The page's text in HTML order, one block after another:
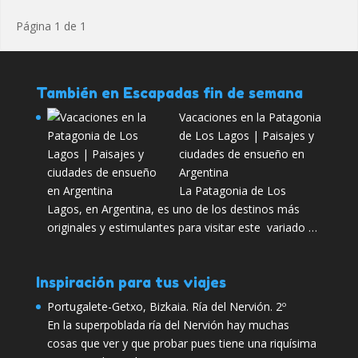
Página 1 de 1
También en Escapadas fin de semana
Vacaciones en la Patagonia
de Los Lagos | Paisajes y
ciudades de ensueño en
Argentina
La Patagonia de Los
Lagos, en Argentina, es uno de los destinos más
originales y estimulantes para visitar este variado …
Inspiración para tus viajes
Portugalete-Getxo, Bizkaia. Ría del Nervión. 2º
En la superpoblada ría del Nervión hay muchas
cosas que ver y que probar pues tiene una riquísima